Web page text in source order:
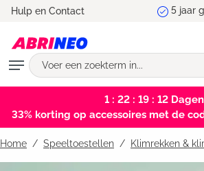
Hulp en Contact Marktleider
1 : 22 : 19 : 11Dagen
33% korting op accessoires met de
Home Speeltoestellen / Klimrekken &